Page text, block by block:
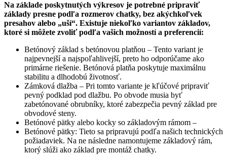
Na základe poskytnutých výkresov je potrebné pripraviť
základy presne podľa rozmerov chatky, bez akýchkoľvek
presahov alebo „uší“. Existuje niekoľko variantov základov,
ktoré si môžete zvoliť podľa vašich možností a preferencií:
Betónový základ s betónovou platňou – Tento variant je
najpevnejší a najspoľahlivejší, preto ho odporúčame ako
primárne riešenie. Betónová platňa poskytuje maximálnu
stabilitu a dlhodobú životnosť.
Zámková dlažba – Pri tomto variante je kľúčové pripraviť
pevný podklad pod dlažbu. Po obvode musia byť
zabetónované obrubníky, ktoré zabezpečia pevný základ pre
obvodové steny.
Betónové pätky alebo kocky so základovým rámom –
Betónové pätky: Tieto sa pripravujú podľa našich technických
požiadaviek. Na ne následne namontujeme základový rám,
ktorý slúži ako základ pre montáž chatky.